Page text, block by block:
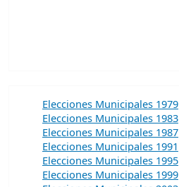
Elecciones Municipales 1979
Elecciones Municipales 1983
Elecciones Municipales 1987
Elecciones Municipales 1991
Elecciones Municipales 1995
Elecciones Municipales 1999